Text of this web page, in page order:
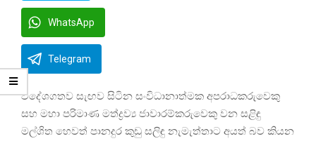
WhatsApp
Telegram
විදේශගතව සැඟව සිටින සංවිධානාත්මක අපරාධකරුවෙකු
සහ මහා පරිමාණ මත්ද්‍රව්‍ය ජාවාරම්කරුවෙකු වන සළිඳු
මල්ශිත හෙවත් පානදුර කුඩු සලිඳු නැමැත්තාට අයත් බව කියන